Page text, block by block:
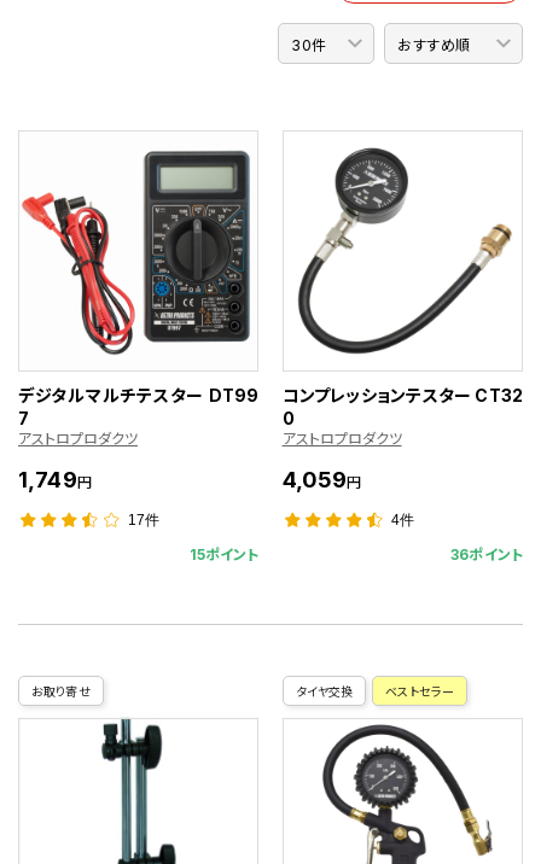
デジタルマルチテスター DT99
7
アストロプロダクツ
1,749円
17件
15ポイント
コンプレッションテスター CT32
0
アストロプロダクツ
4,059円
4件
36ポイント
お取り寄せ タイヤ交換 ベストセラー